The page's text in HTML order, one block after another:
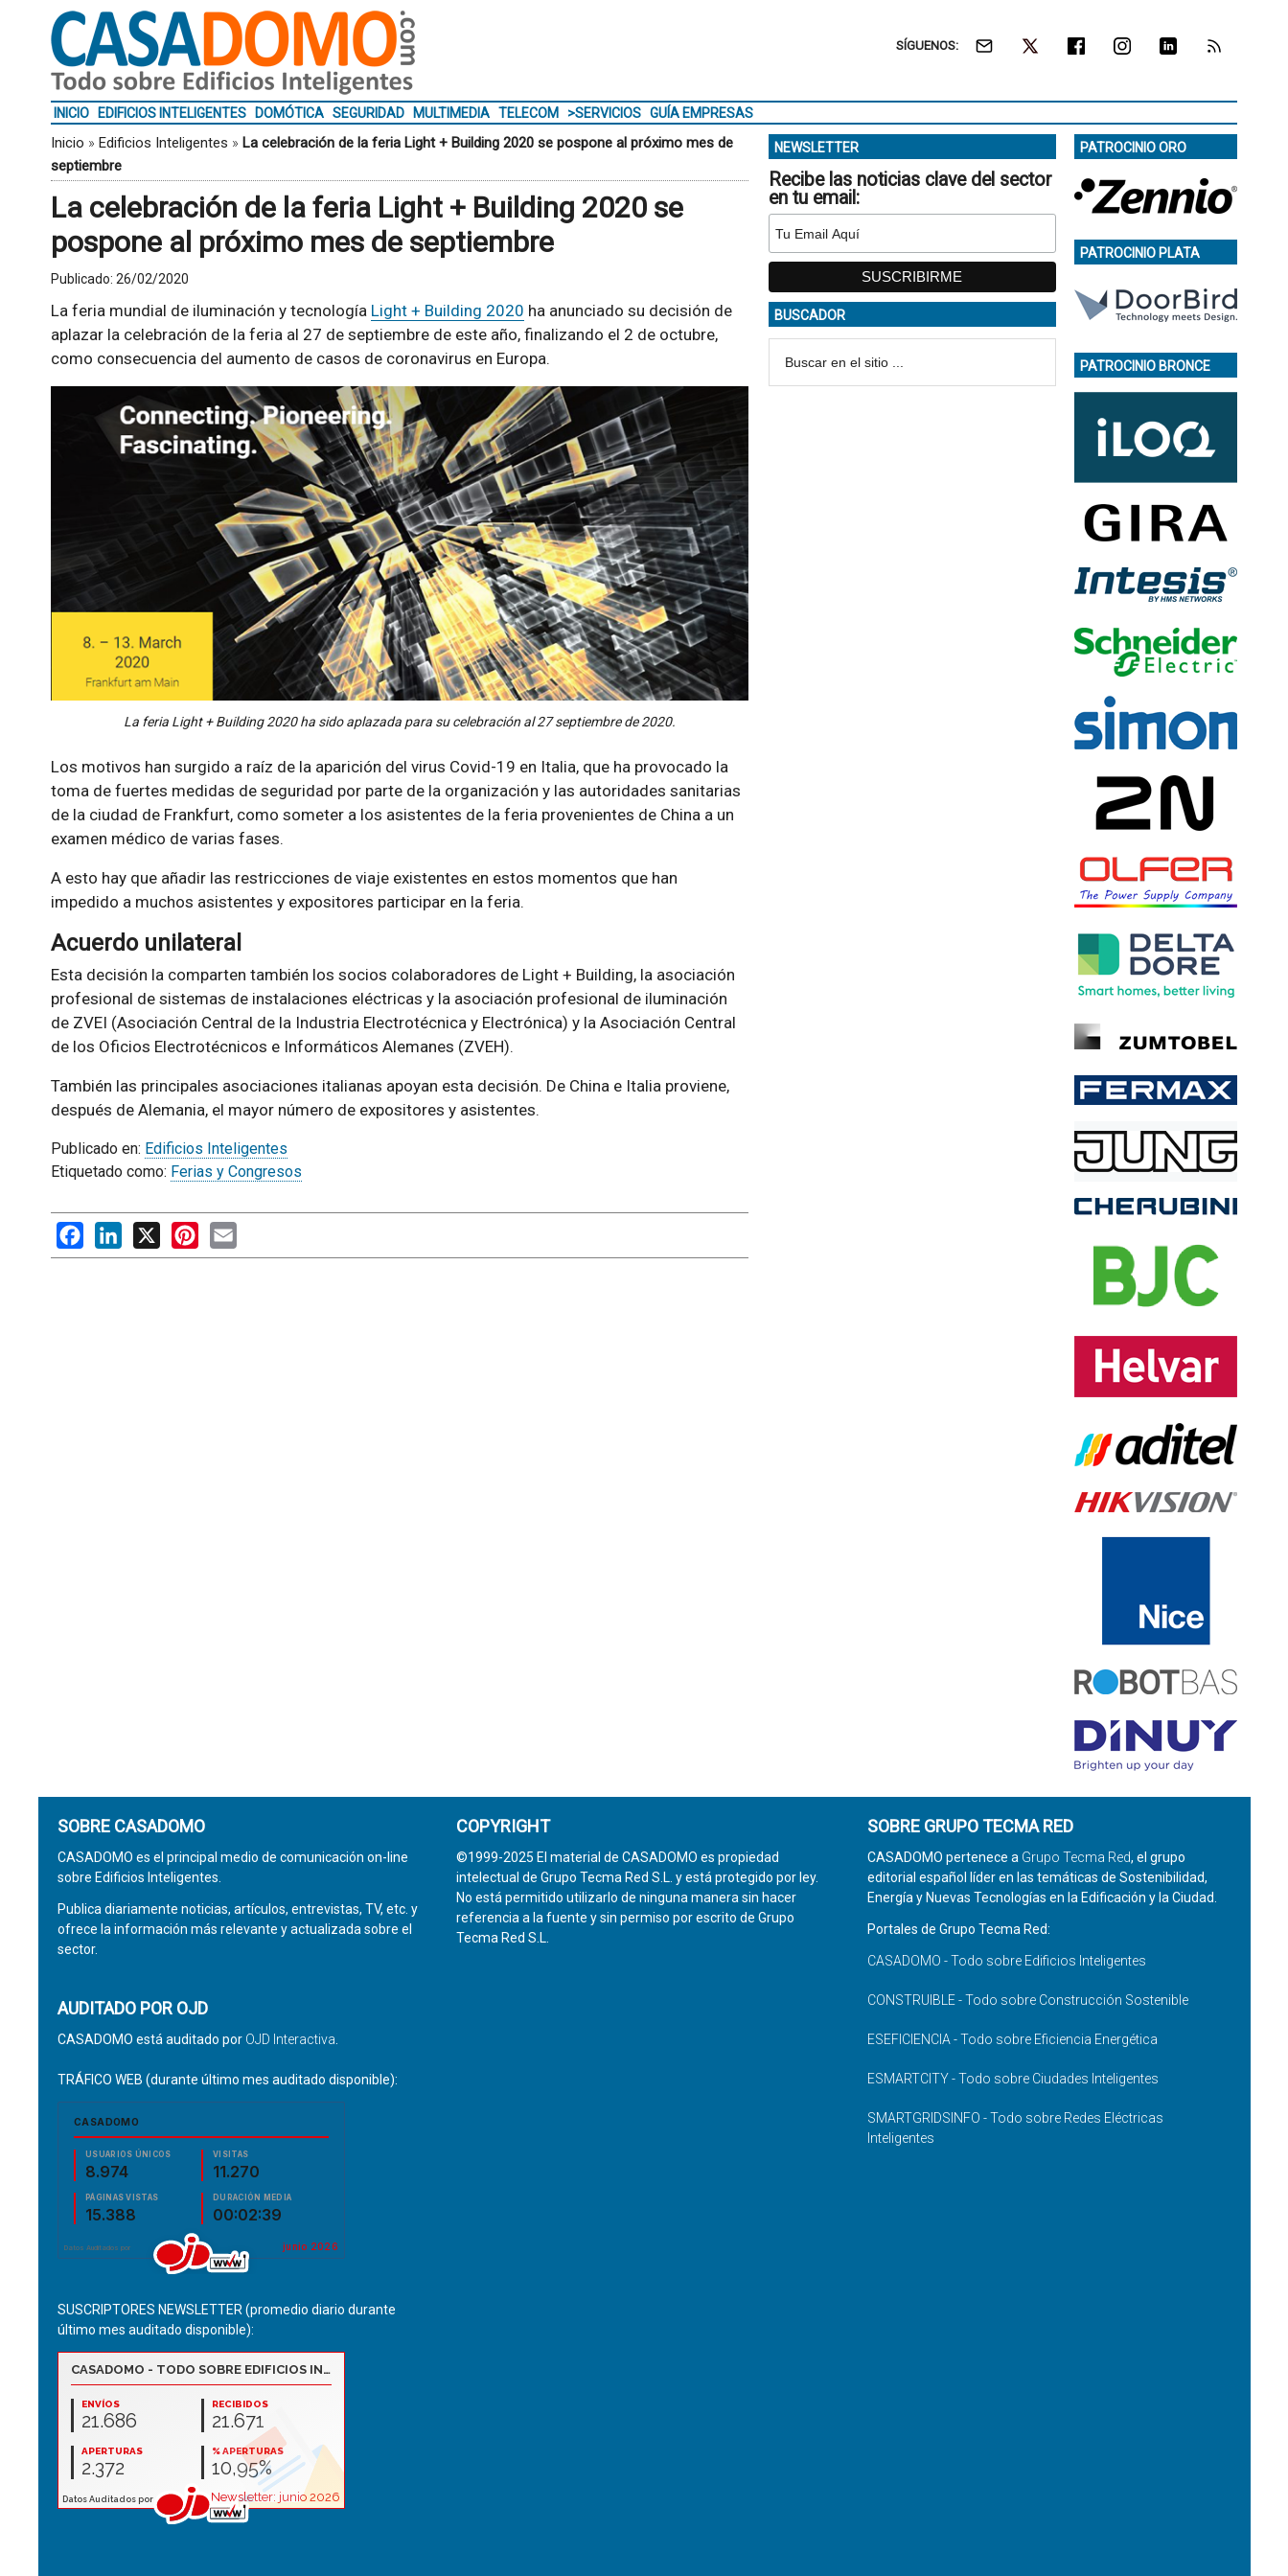
SÍGUENOS:
INICIO EDIFICIOS INTELIGENTES DOMÓTICA SEGURIDAD MULTIMEDIA TELECOM >SERVICIOS GUÍA EMPRESAS
Inicio » Edificios Inteligentes » La celebración de la feria Light + Building 2020 se pospone al próximo mes de
septiembre
La celebración de la feria Light + Building 2020 se
pospone al próximo mes de septiembre
Publicado: 26/02/2020
La feria mundial de iluminación y tecnología Light + Building 2020 ha anunciado su decisión de
aplazar la celebración de la feria al 27 de septiembre de este año, finalizando el 2 de octubre,
como consecuencia del aumento de casos de coronavirus en Europa.
La feria Light + Building 2020 ha sido aplazada para su celebración al 27 septiembre de 2020.
Los motivos han surgido a raíz de la aparición del virus Covid-19 en Italia, que ha provocado la
toma de fuertes medidas de seguridad por parte de la organización y las autoridades sanitarias
de la ciudad de Frankfurt, como someter a los asistentes de la feria provenientes de China a un
examen médico de varias fases.
A esto hay que añadir las restricciones de viaje existentes en estos momentos que han
impedido a muchos asistentes y expositores participar en la feria.
Acuerdo unilateral
Esta decisión la comparten también los socios colaboradores de Light + Building, la asociación
profesional de sistemas de instalaciones eléctricas y la asociación profesional de iluminación
de ZVEI (Asociación Central de la Industria Electrotécnica y Electrónica) y la Asociación Central
de los Oficios Electrotécnicos e Informáticos Alemanes (ZVEH).
También las principales asociaciones italianas apoyan esta decisión. De China e Italia proviene,
después de Alemania, el mayor número de expositores y asistentes.
Publicado en: Edificios Inteligentes
Etiquetado como: Ferias y Congresos
FacebookLinkedIn
X PinterestEmail
NEWSLETTER
Recibe las noticias clave del sector
en tu email:
BUSCADOR
PATROCINIO ORO
PATROCINIO PLATA
PATROCINIO BRONCE
SOBRE CASADOMO
CASADOMO es el principal medio de comunicación on-line
sobre Edificios Inteligentes.
Publica diariamente noticias, artículos, entrevistas, TV, etc. y
ofrece la información más relevante y actualizada sobre el
sector.
AUDITADO POR OJD
CASADOMO está auditado por OJD Interactiva
TRÁFICO WEB (durante último mes auditado disponible):
SUSCRIPTORES NEWSLETTER (promedio diario durante
último mes auditado disponible):
COPYRIGHT
©1999-2025 El material de CASADOMO es propiedad
intelectual de Grupo Tecma Red S.L. y está protegido por ley.
No está permitido utilizarlo de ninguna manera sin hacer
referencia a la fuente y sin permiso por escrito de Grupo
Tecma Red S.L.
SOBRE GRUPO TECMA RED
CASADOMO pertenece a Grupo Tecma Red, el grupo
editorial español líder en las temáticas de Sostenibilidad,
Energía y Nuevas Tecnologías en la Edificación y la Ciudad.
Portales de Grupo Tecma Red:
CASADOMO - Todo sobre Edificios Inteligentes
CONSTRUIBLE - Todo sobre Construcción Sostenible
ESEFICIENCIA - Todo sobre Eficiencia Energética
ESMARTCITY - Todo sobre Ciudades Inteligentes
SMARTGRIDSINFO - Todo sobre Redes Eléctricas
Inteligentes